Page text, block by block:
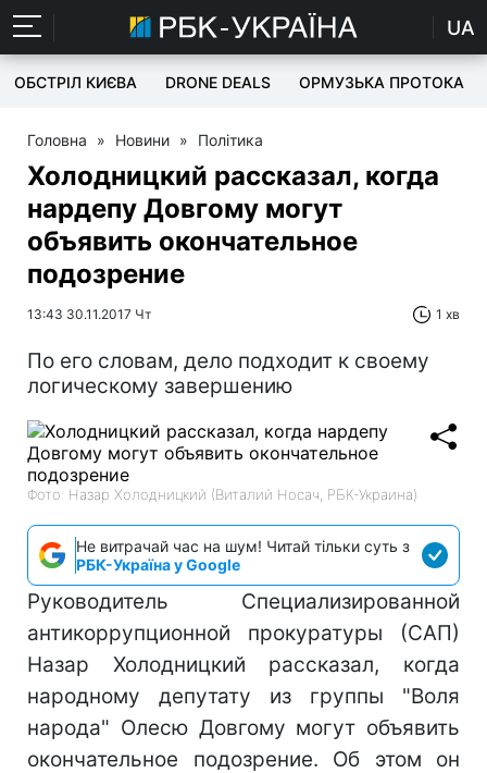
UA
ОБСТРІЛ КИЄВА DRONE DEALS ОРМУЗЬКА ПРОТОКА
Головна » Новини » Політика
Холодницкий рассказал, когда
нардепу Довгому могут
объявить окончательное
подозрение
13:43 30.11.2017 Чт 1 хв
По его словам, дело подходит к своему
логическому завершению
Фото: Назар Холодницкий (Виталий Носач, РБК-Украина)
Не витрачай час на шум! Читай тільки суть з
РБК-Україна у Google
Руководитель Специализированной
антикоррупционной прокуратуры (САП)
Назар Холодницкий рассказал, когда
народному депутату из группы "Воля
народа" Олесю Довгому могут объявить
окончательное подозрение. Об этом он